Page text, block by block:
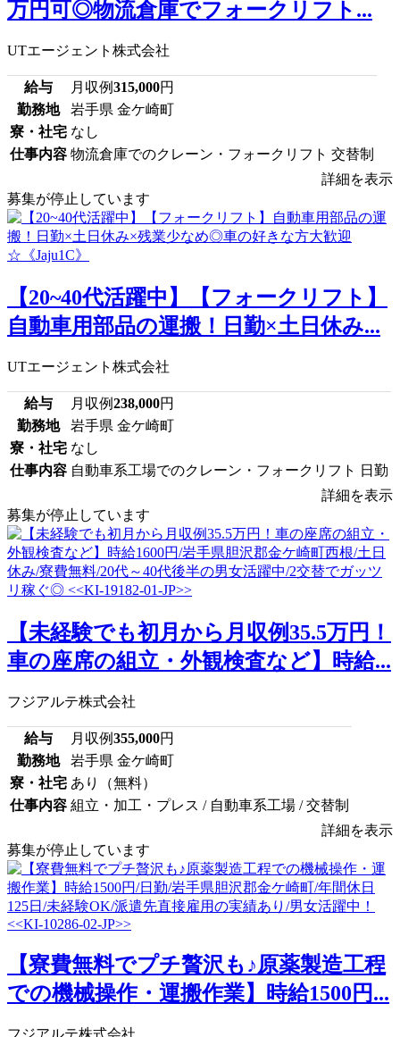
万円可◎物流倉庫でフォークリフト...
UTエージェント株式会社
給与 月収例315,000円
勤務地
岩手県 金ケ崎町
寮・社宅 なし
仕事内容 物流倉庫でのクレーン・フォークリフト 交替制
詳細を表示
募集が停止しています
【20~40代活躍中】【フォークリフト】
自動車用部品の運搬！日勤×土日休み...
UTエージェント株式会社
給与 月収例238,000円
勤務地
岩手県 金ケ崎町
寮・社宅 なし
仕事内容 自動車系工場でのクレーン・フォークリフト 日勤
詳細を表示
募集が停止しています
【未経験でも初月から月収例35.5万円！
車の座席の組立・外観検査など】時給...
フジアルテ株式会社
給与 月収例355,000円
勤務地
岩手県 金ケ崎町
寮・社宅 あり（無料）
仕事内容 組立・加工・プレス / 自動車系工場 / 交替制
詳細を表示
募集が停止しています
【寮費無料でプチ贅沢も♪原薬製造工程
での機械操作・運搬作業】時給1500円...
フジアルテ株式会社